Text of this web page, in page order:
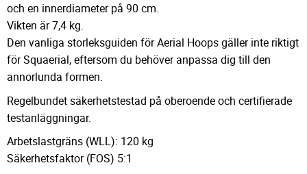
och en innerdiameter på 90 cm.
Vikten är 7,4 kg.
Den vanliga storleksguiden för Aerial Hoops gäller inte riktigt
för Squaerial, eftersom du behöver anpassa dig till den
annorlunda formen.
Regelbundet säkerhetstestad på oberoende och certifierade
testanläggningar.
Arbetslastgräns (WLL): 120 kg
Säkerhetsfaktor (FOS) 5:1